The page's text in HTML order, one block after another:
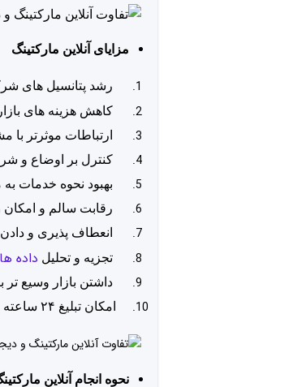
مزایای آنلاین مارکتینگ
رشد پتانسیل های
کاهش هزینه های
ارتباطات موثرتر با
کنترل بر اوضاع و
بهبود نحوه خدمات
رقابت سالم و
انعطاف پذیری و
تجزیه و تحلیل داده
داشتن بازار وسیع تر
امکان تبلیغ ۲۴ ساعته و بدون محدودیت جغرافیایی
نحوه انجام آنلاین